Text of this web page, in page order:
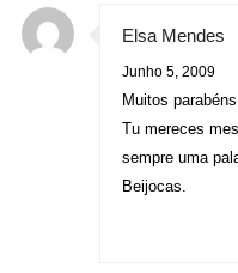
Elsa Mendes
Junho 5, 2009
Muitos
Tu mereces
sempre uma
Beijocas.